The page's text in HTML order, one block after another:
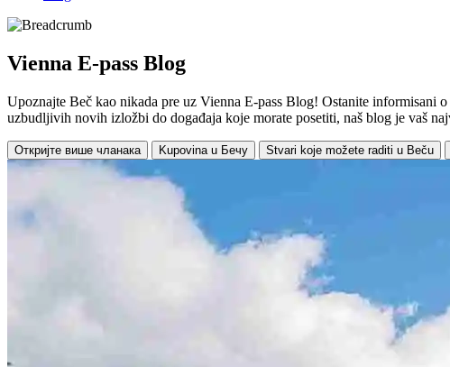
Vienna E-pass Blog
Upoznajte Beč kao nikada pre uz Vienna E-pass Blog! Ostanite informisani
uzbudljivih novih izložbi do događaja koje morate posetiti, naš blog je vaš
Откријте више чланака Kupovina u Бечу Stvari koje možete raditi u Beču